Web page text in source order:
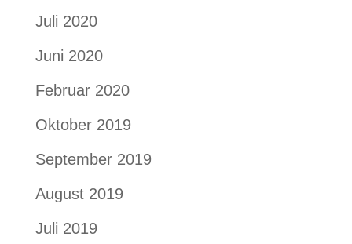
Juli 2020
Juni 2020
Februar 2020
Oktober 2019
September 2019
August 2019
Juli 2019